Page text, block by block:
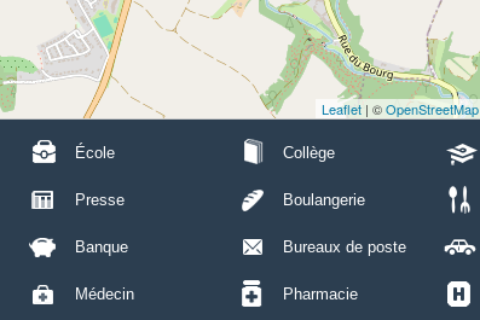
Leaflet | ©OpenStreetMap
École Collège
Presse Boulangerie
Banque Bureaux de poste
Médecin Pharmacie